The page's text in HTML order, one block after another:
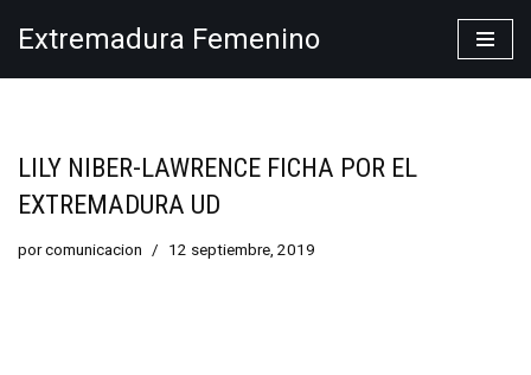
Extremadura Femenino
LILY NIBER-LAWRENCE FICHA POR EL
EXTREMADURA UD
porcomunicacion 12 septiembre, 2019